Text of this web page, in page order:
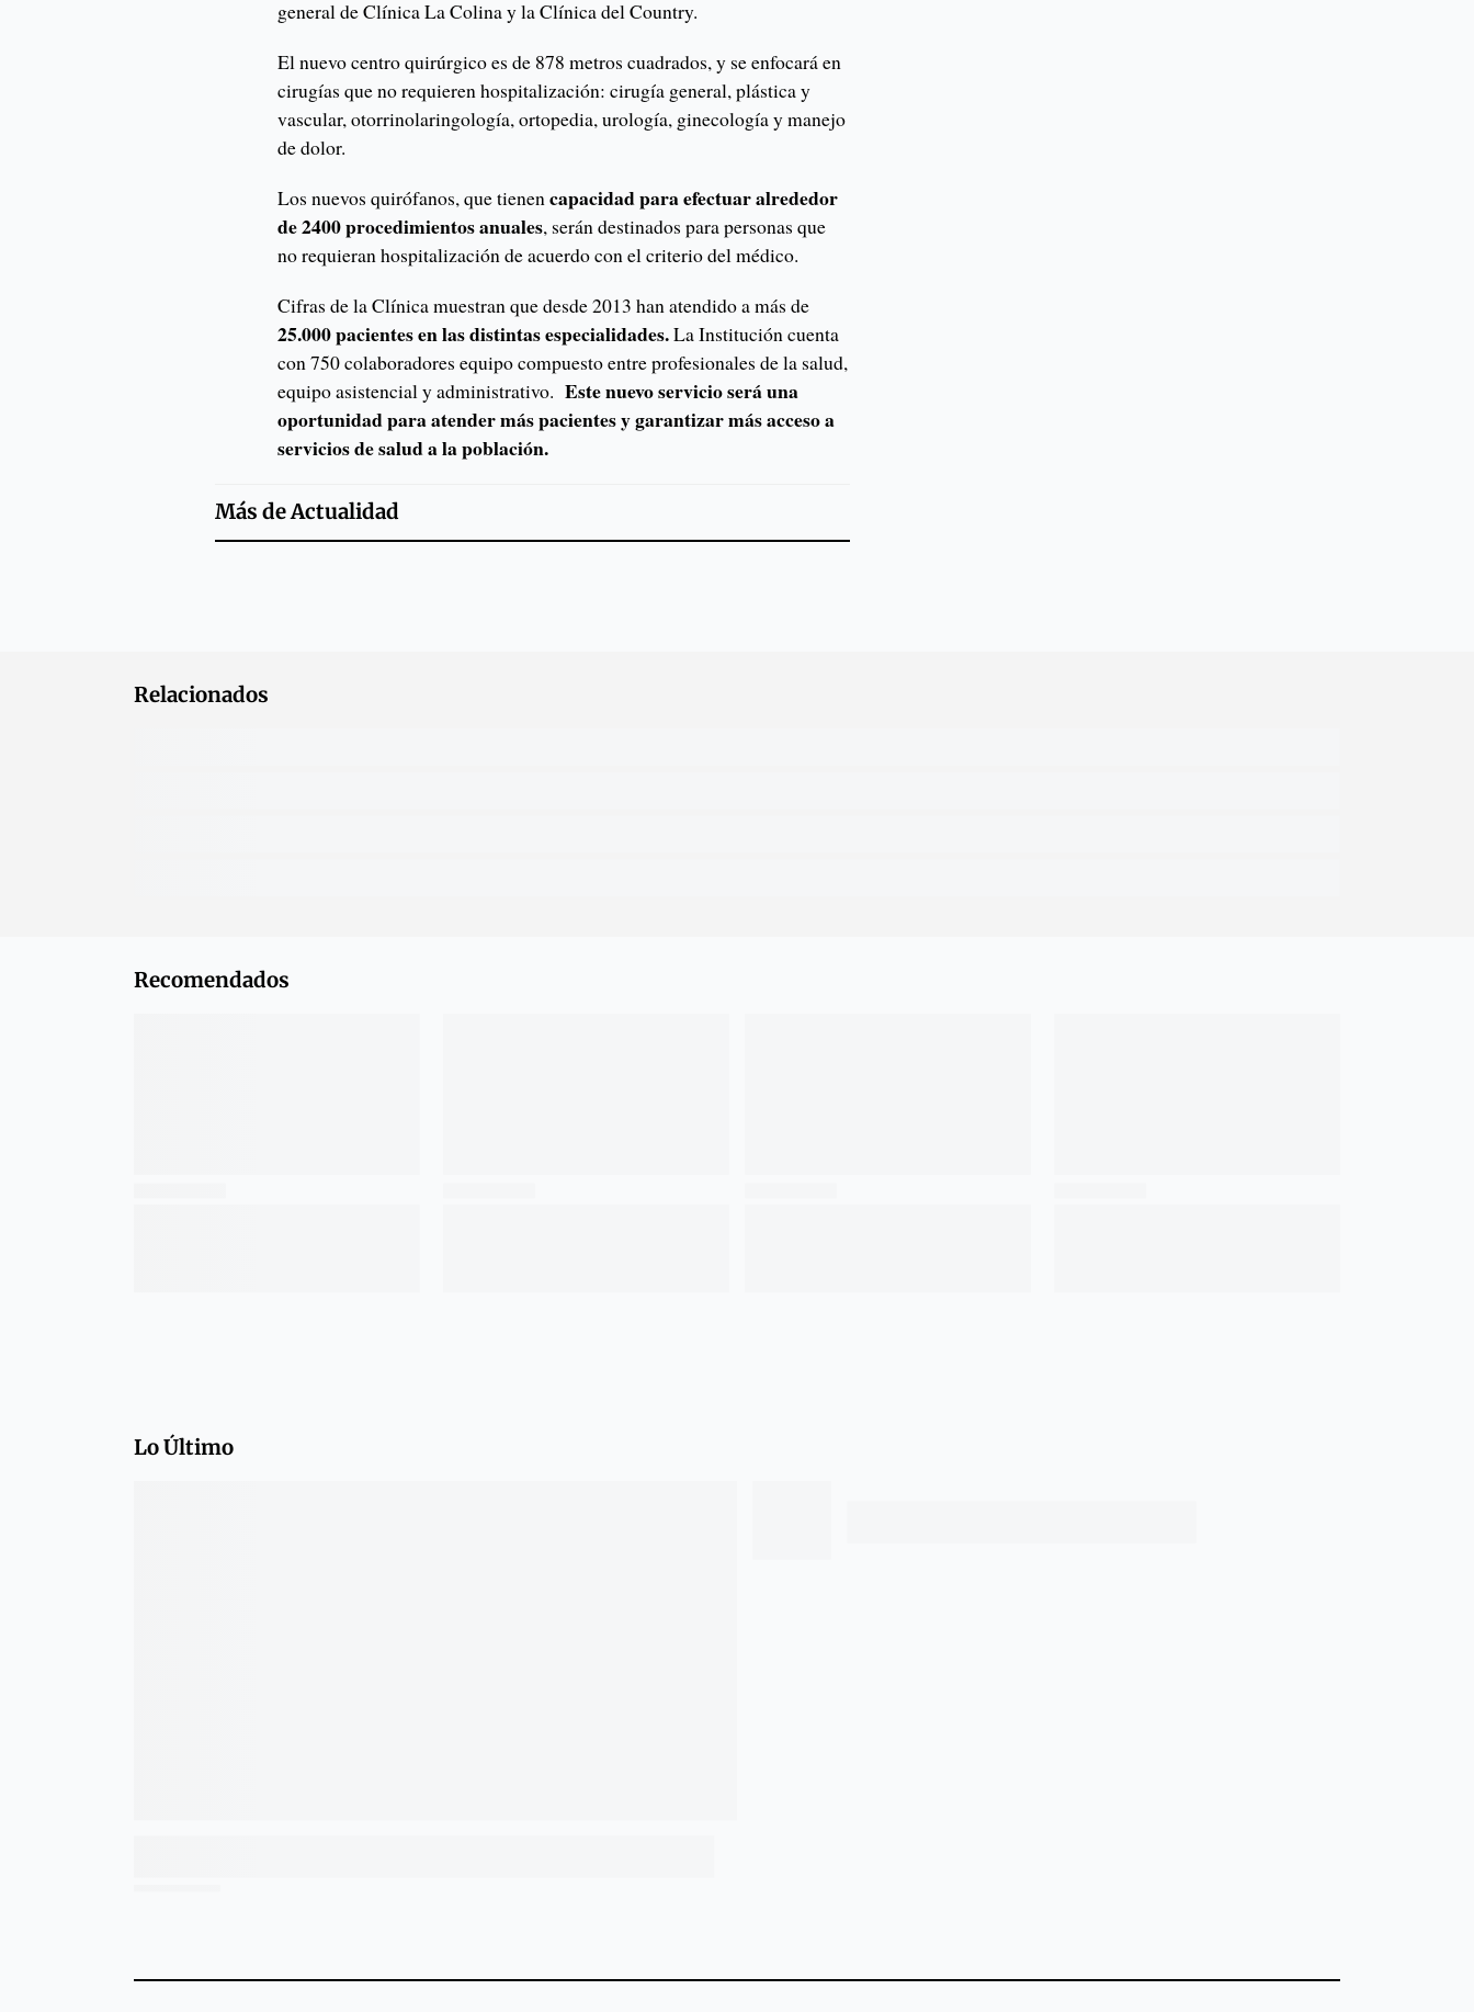
general de Clínica La Colina y la Clínica del Country.
El nuevo centro quirúrgico es de 878 metros cuadrados, y se enfocará en
cirugías que no requieren hospitalización: cirugía general, plástica y
vascular, otorrinolaringología, ortopedia, urología, ginecología y manejo
de dolor.
Los nuevos quirófanos, que tienencapacidad para efectuar alrededor
de 2400 procedimientos anuales, serán destinados para personas que
no requieran hospitalización de acuerdo con el criterio del médico.
Cifras de la Clínica muestran que desde 2013 han atendido a más de
25.000 pacientes en las distintas especialidades.La Institución cuenta
con 750 colaboradores equipo compuesto entre profesionales de la salud,
equipo asistencial y administrativo.Este nuevo servicio será una
oportunidad para atender más pacientes y garantizar más acceso a
servicios de salud a la población.
Más deActualidad
Relacionados
Recomendados
Lo Último